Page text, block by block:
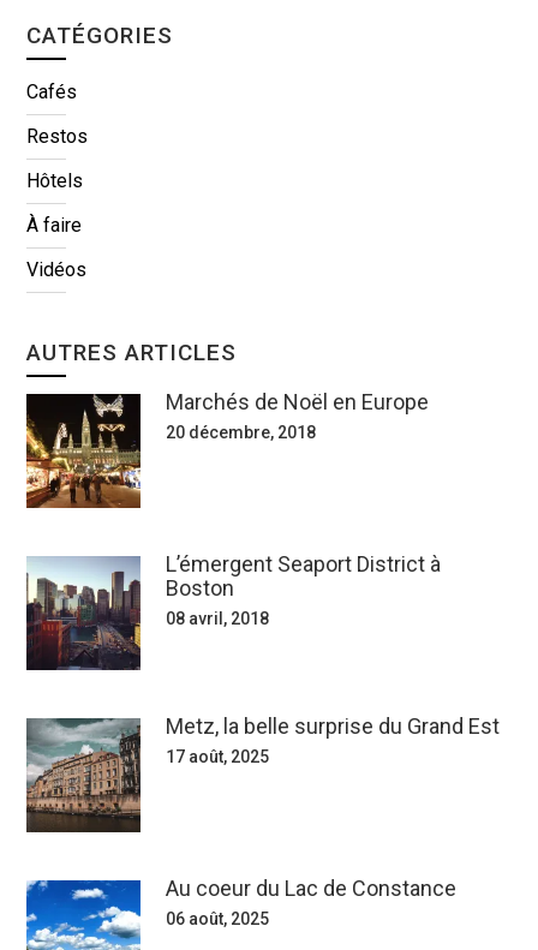
CATÉGORIES
Cafés
Restos
Hôtels
À faire
Vidéos
AUTRES ARTICLES
Marchés de Noël en Europe
20 décembre, 2018
L’émergent Seaport District à
Boston
08 avril, 2018
Metz, la belle surprise du Grand Est
17 août, 2025
Au coeur du Lac de Constance
06 août, 2025